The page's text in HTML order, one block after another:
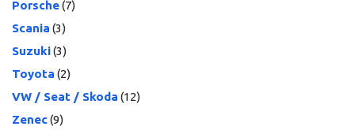
Porsche(7)
Scania (3)
Suzuki(3)
Toyota (2)
VW / Seat / Skoda (12)
Zenec(9)